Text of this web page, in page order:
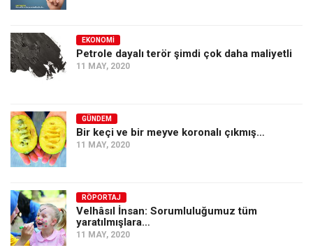
EKONOMI
Petrole dayalı terör şimdi çok daha maliyetli
11 MAY, 2020
GÜNDEM
Bir keçi ve bir meyve koronalı çıkmış…
11 MAY, 2020
RÖPORTAJ
Velhâsıl İnsan: Sorumluluğumuz tüm
yaratılmışlara…
11 MAY, 2020